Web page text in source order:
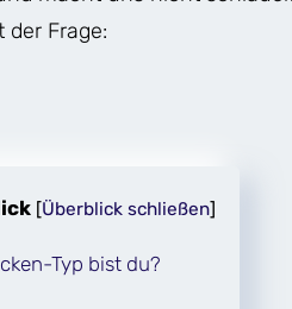
der Frage:
[Überblick schließen]
Typ bist du?